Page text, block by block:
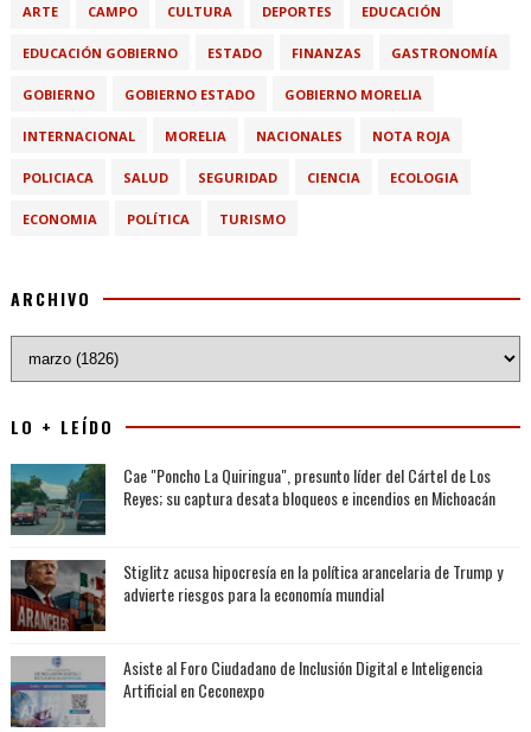
ARTE CAMPO CULTURA DEPORTES EDUCACIÓN
EDUCACIÓN GOBIERNO ESTADO FINANZAS GASTRONOMÍA
GOBIERNO GOBIERNO ESTADO GOBIERNO MORELIA
INTERNACIONAL MORELIA NACIONALES NOTA ROJA
POLICIACA SALUD SEGURIDAD CIENCIA ECOLOGIA
ECONOMIA POLÍTICA TURISMO
ARCHIVO
LO + LEÍDO
Cae "Poncho La Quiringua", presunto líder del Cártel de Los
Reyes; su captura desata bloqueos e incendios en Michoacán
Stiglitz acusa hipocresía en la política arancelaria de Trump y
advierte riesgos para la economía mundial
Asiste al Foro Ciudadano de Inclusión Digital e Inteligencia
Artificial en Ceconexpo